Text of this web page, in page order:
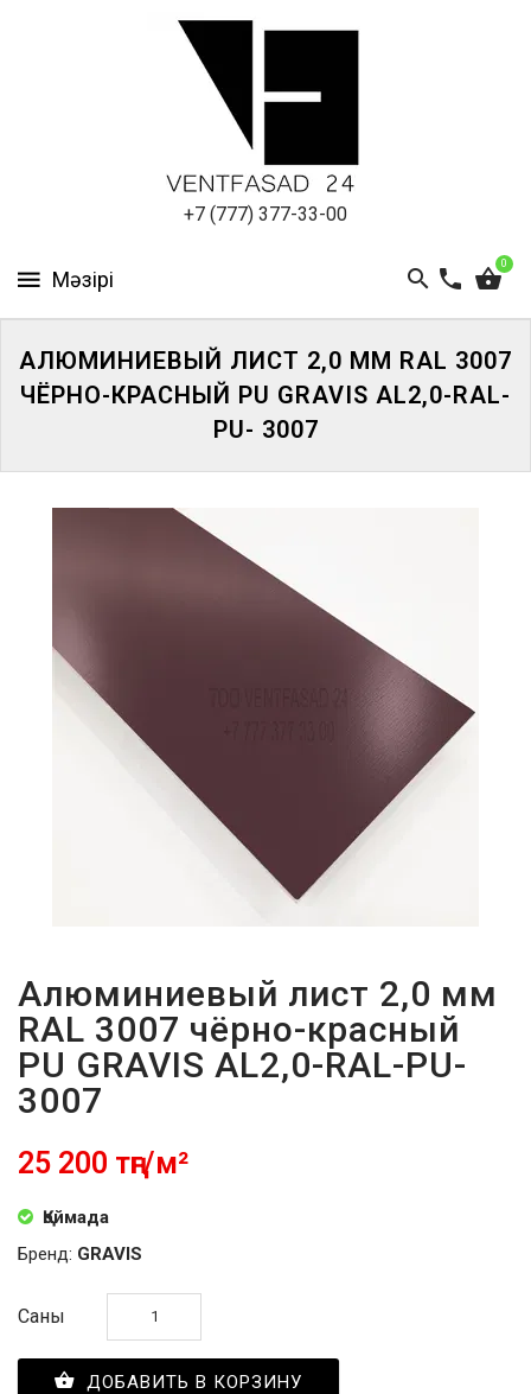
+7 (777) 377-33-00
0
ПАНЕЛИ
ПРОЕКТИРОВАНИЕ
АЛЮМИНИЕВЫЙ ЛИСТ 2,0 ММ RAL 3007
ЧЁРНО-КРАСНЫЙ PU GRAVIS AL2,0-RAL-
PU- 3007
Алюминиевый лист 2,0 мм
RAL 3007 чёрно-красный
PU GRAVIS AL2,0-RAL-PU-
3007
25 200 тңг/м²
Қоймада
Бренд: GRAVIS
Саны
ДОБАВИТЬ В КОРЗИНУ